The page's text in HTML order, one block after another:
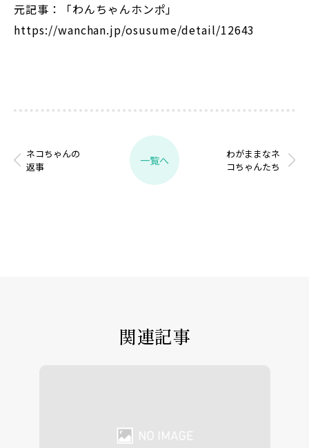
元記事：「わんちゃんホンポ」
https://wanchan.jp/osusume/detail/12643
ネコちゃんの
返事
一覧へ
わがままなネ
コちゃんたち
関連記事